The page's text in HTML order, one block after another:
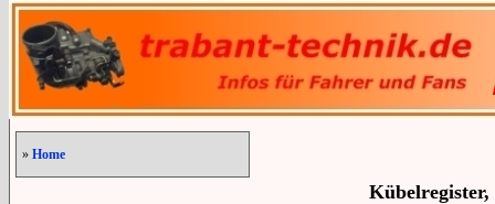
» Home
Kübelregister,